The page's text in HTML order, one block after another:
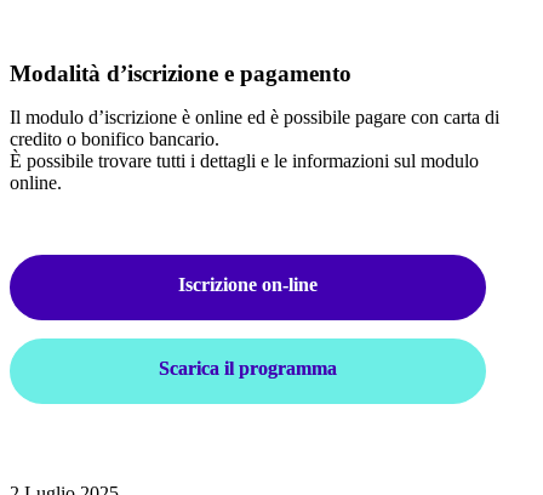
Modalità d’iscrizione e pagamento
Il modulo d’iscrizione è online ed è possibile pagare con carta di
credito o bonifico bancario.
È possibile trovare tutti i dettagli e le informazioni sul modulo
online.
Iscrizione on-line
Scarica il programma